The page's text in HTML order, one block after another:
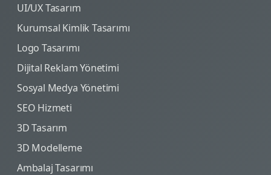
UI/UX Tasarım
Kurumsal Kimlik Tasarımı
Logo Tasarımı
Dijital Reklam Yönetimi
Sosyal Medya Yönetimi
SEO Hizmeti
3D Tasarım
3D Modelleme
Ambalaj Tasarımı